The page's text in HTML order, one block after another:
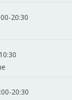
20:30
20:30